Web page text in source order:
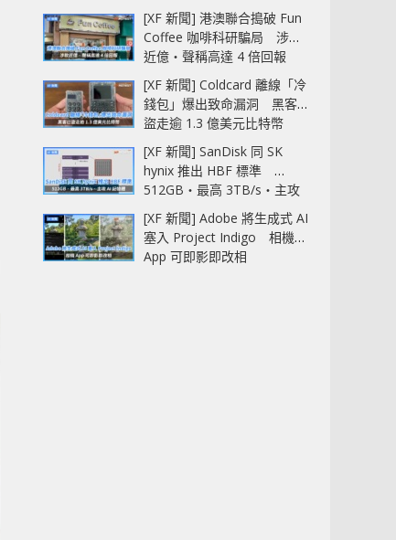
[XF 新聞] 港澳聯合搗破 Fun
Coffee 咖啡科研騙局 涉款
近億‧聲稱高達 4 倍回報
[XF 新聞] Coldcard 離線「冷
錢包」爆出致命漏洞 黑客已
盜走逾 1.3 億美元比特幣
[XF 新聞] SanDisk 同 SK
hynix 推出 HBF 標準
512GB‧最高 3TB/s‧主攻
AI 記憶體
[XF 新聞] Adobe 將生成式 AI
塞入 Project Indigo 相機
App 可即影即改相